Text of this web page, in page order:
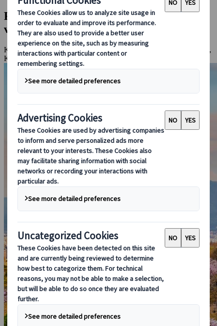
Frühling in Japan: Kirschblütenzauber
von Kyoto bis Tokio
Kyoto, Nara, Hiroshima, Miyajima, Odawara, Hakone, Mount Fuji,
Kamakura, Tokio